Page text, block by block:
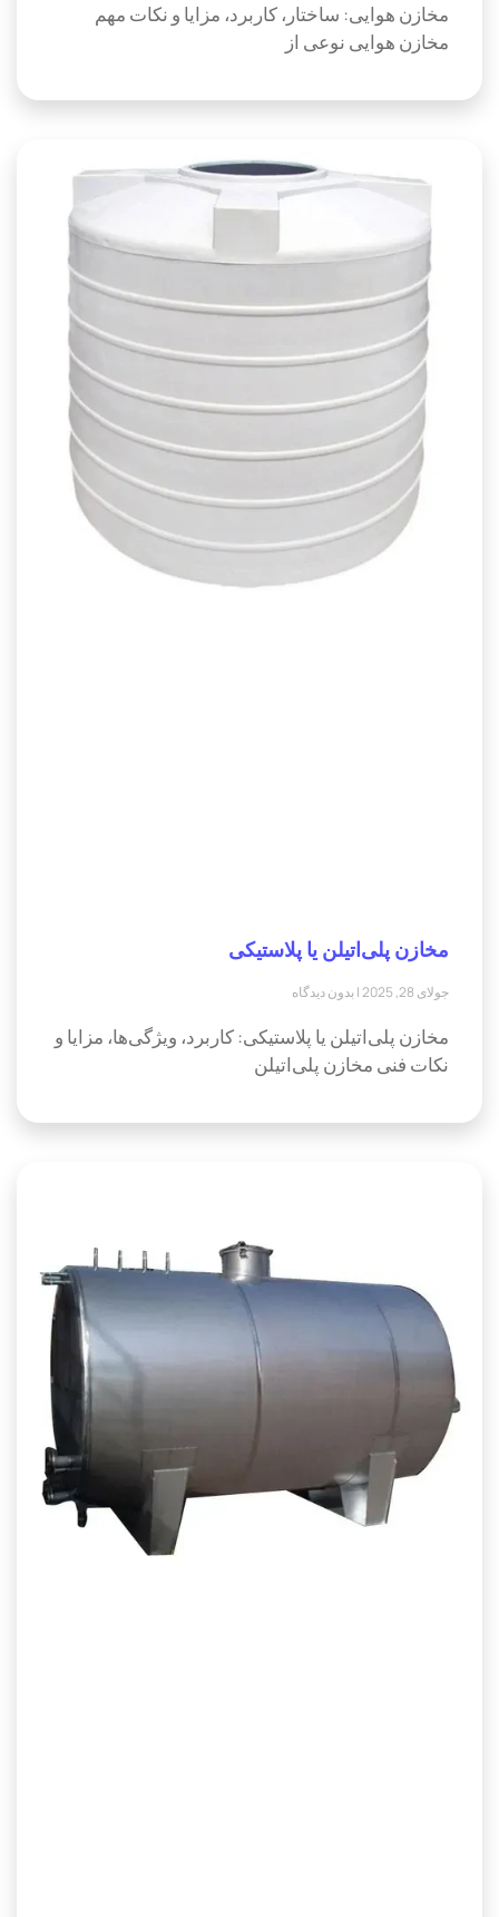
مخازن هوایی: ساختار، کاربرد، مزایا و نکات مهم
مخازن هوایی نوعی از
مخازن پلی‌اتیلن یا پلاستیکی
جولای 28, 2025 بدون دیدگاه
مخازن پلی‌اتیلن یا پلاستیکی: کاربرد، ویژگی‌ها، مزایا و
نکات فنی مخازن پلی‌اتیلن